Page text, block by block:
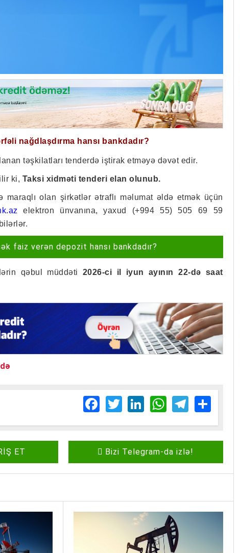
nağdlaşdırma hansı bankdadır?
təşkilatları tenderdə iştirak etməyə dəvət edir.
ki, Taksi xidməti tenderi elan olunub.
maraqlı olan şirkətlər ətraflı məlumat əldə etmək üçün
elektron ünvanına, yaxud (+994 55) 505 69 59
faiz verən depozit hansı bankdadır?
qəbul müddəti 2026-ci il iyun ayının 22-də saat
Facebook
TwitterLinkedIn
WhatsApp
ET Bizi Telegram-da izlə!